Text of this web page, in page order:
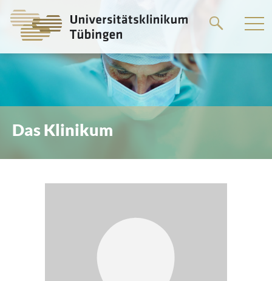
zum
Das Klinikum